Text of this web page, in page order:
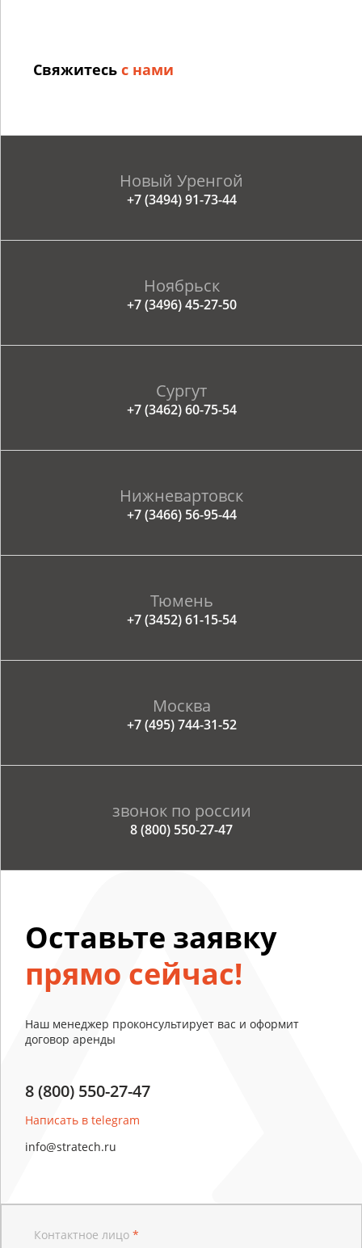
Свяжитесь с нами
Новый Уренгой
+7 (3494) 91-73-44
Ноябрьск
+7 (3496) 45-27-50
Сургут
+7 (3462) 60-75-54
Нижневартовск
+7 (3466) 56-95-44
Тюмень
+7 (3452) 61-15-54
Москва
+7 (495) 744-31-52
звонок по россии
8 (800) 550-27-47
Оставьте заявку
прямо сейчас!
Наш менеджер проконсультирует вас и оформит
договор аренды
8 (800) 550-27-47
Написать в telegram
info@stratech.ru
Контактное лицо *